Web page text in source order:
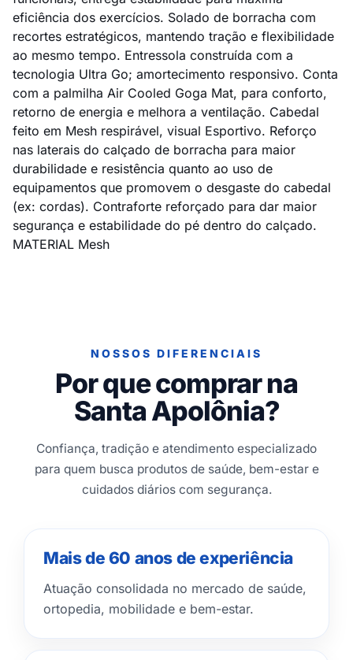
eficiência dos exercícios. Solado de borracha com
recortes estratégicos, mantendo tração e flexibilidade
ao mesmo tempo. Entressola construída com a
tecnologia Ultra Go; amortecimento responsivo. Conta
com a palmilha Air Cooled Goga Mat, para conforto,
retorno de energia e melhora a ventilação. Cabedal
feito em Mesh respirável, visual Esportivo. Reforço
nas laterais do calçado de borracha para maior
durabilidade e resistência quanto ao uso de
equipamentos que promovem o desgaste do cabedal
(ex: cordas). Contraforte reforçado para dar maior
segurança e estabilidade do pé dentro do calçado.
MATERIAL Mesh
NOSSOS DIFERENCIAIS
Por que comprar na
Santa Apolônia?
Confiança, tradição e atendimento especializado
para quem busca produtos de saúde, bem-estar e
cuidados diários com segurança.
Mais de 60 anos de experiência
Atuação consolidada no mercado de saúde,
ortopedia, mobilidade e bem-estar.